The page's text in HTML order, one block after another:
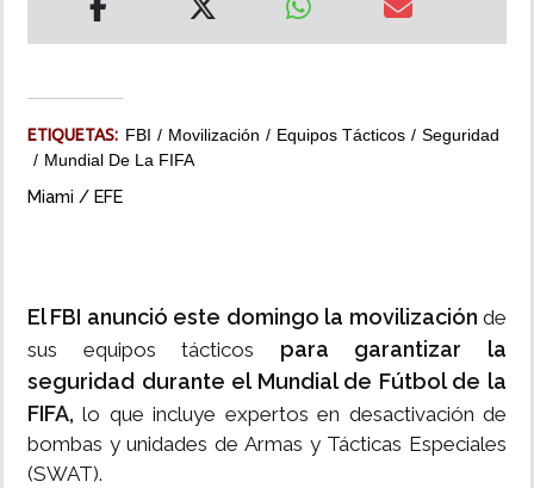
ETIQUETAS: FBI Movilización Equipos Tácticos
Seguridad
Mundial De La FIFA
Miami / EFE
El FBI anunció este domingo la movilización de
sus equipos tácticos para garantizar la
seguridad durante el Mundial de Fútbol de la
FIFA, lo que incluye expertos en desactivación de
bombas y unidades de Armas y Tácticas Especiales
(SWAT).